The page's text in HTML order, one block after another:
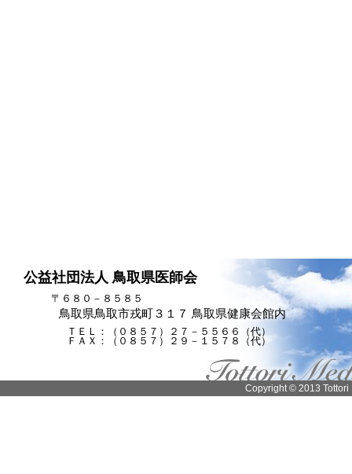
公益社団法人 鳥取県医師会
〒６８０－８５８５
鳥取県鳥取市戎町３１７ 鳥取県健康会館内
ＴＥＬ：（０８５７）２７－５５６６（代）
ＦＡＸ：（０８５７）２９－１５７８（代）
Copyright © 2013 Tottori